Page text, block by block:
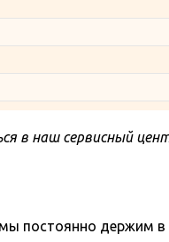
в наш сервисный
постоянно держим